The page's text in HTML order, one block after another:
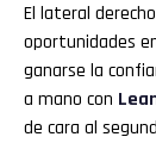
El lateral
oportunidades
ganarse la
a mano con
de cara al